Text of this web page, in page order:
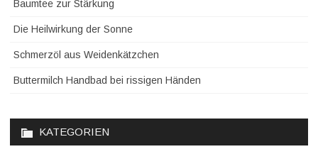
Baumtee zur Stärkung
Die Heilwirkung der Sonne
Schmerzöl aus Weidenkätzchen
Buttermilch Handbad bei rissigen Händen
KATEGORIEN